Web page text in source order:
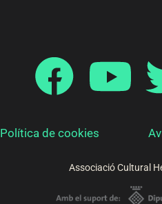
Política de cookies
Associació Cultural